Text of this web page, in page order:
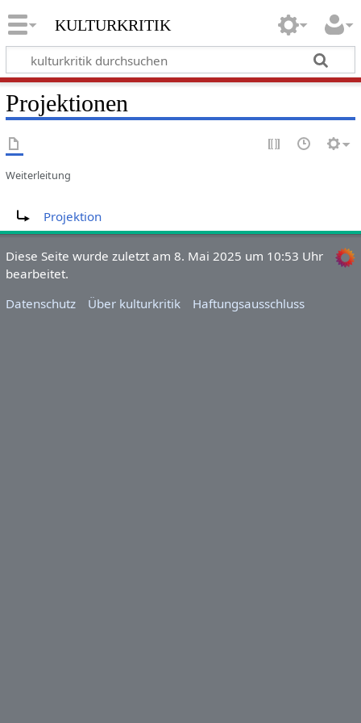
kulturkritik
Projektionen
Weiterleitung
Projektion
Diese Seite wurde zuletzt am 8. Mai 2025 um 10:53 Uhr
bearbeitet.
Datenschutz
Über kulturkritik Haftungsausschluss